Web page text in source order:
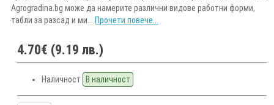
Agrogradina.bg може да намерите различни видове работни форми,
табли за разсад и ми... Прочети повече...
4.70€ (9.19 лв.)
Наличност В наличност